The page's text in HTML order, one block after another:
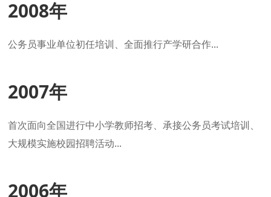
2008年
公务员事业单位初任培训、全面推行产学研合作...
2007年
首次面向全国进行中小学教师招考、承接公务员考试培训、
大规模实施校园招聘活动...
2006年